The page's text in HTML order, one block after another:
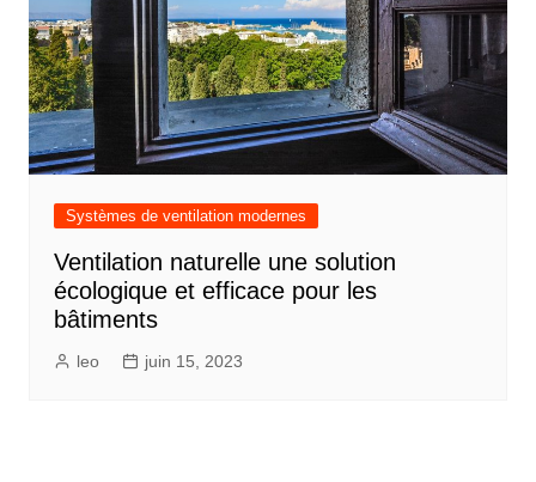
Systèmes de ventilation modernes
Ventilation naturelle une solution
écologique et efficace pour les
bâtiments
leo juin 15, 2023